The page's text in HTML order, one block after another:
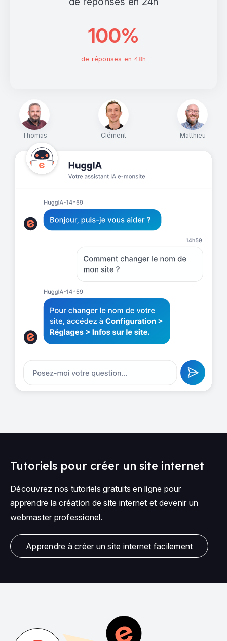
Thomas Clément Matthieu
100%
de réponses en 48h
Tutoriels pour créer un site internet
Découvrez nos tutoriels gratuits en ligne pour
apprendre la création de site internet et devenir un
webmaster professionel.
Apprendre à créer un site internet facilement